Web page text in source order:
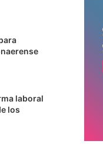
laboral
los